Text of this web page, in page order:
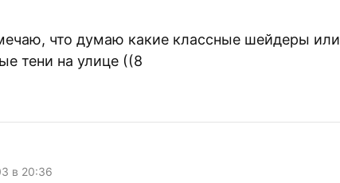
что думаю какие классные шейдеры или
тени на улице ((8
в 20:36